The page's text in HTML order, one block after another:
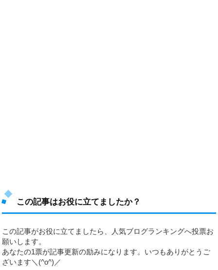
この記事はお役に立てましたか？
この記事がお役に立てましたら、人気ブログランキングへ投票お
願いします。
あなたの1票が記事更新の励みになります。いつもありがとうご
ざいます＼(^o^)／